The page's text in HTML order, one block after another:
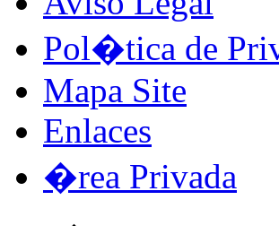
Pol�tica de
Mapa Site
Enlaces
�rea Privada